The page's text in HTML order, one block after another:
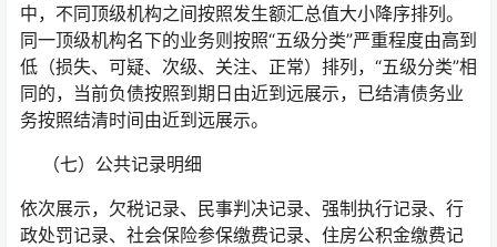
中，不同顶级机构之间按照发生额汇总值大小降序排列。
同一顶级机构名下的业务则按照“五级分类”严重程度由高到
低（损失、可疑、次级、关注、正常）排列，“五级分类”相
同的，当前负债按照到期日由近到远展示，已结清债务业
务按照结清时间由近到远展示。
（七）公共记录明细
依次展示，欠税记录、民事判决记录、强制执行记录、行
政处罚记录、社会保险参保缴费记录、住房公积金缴费记